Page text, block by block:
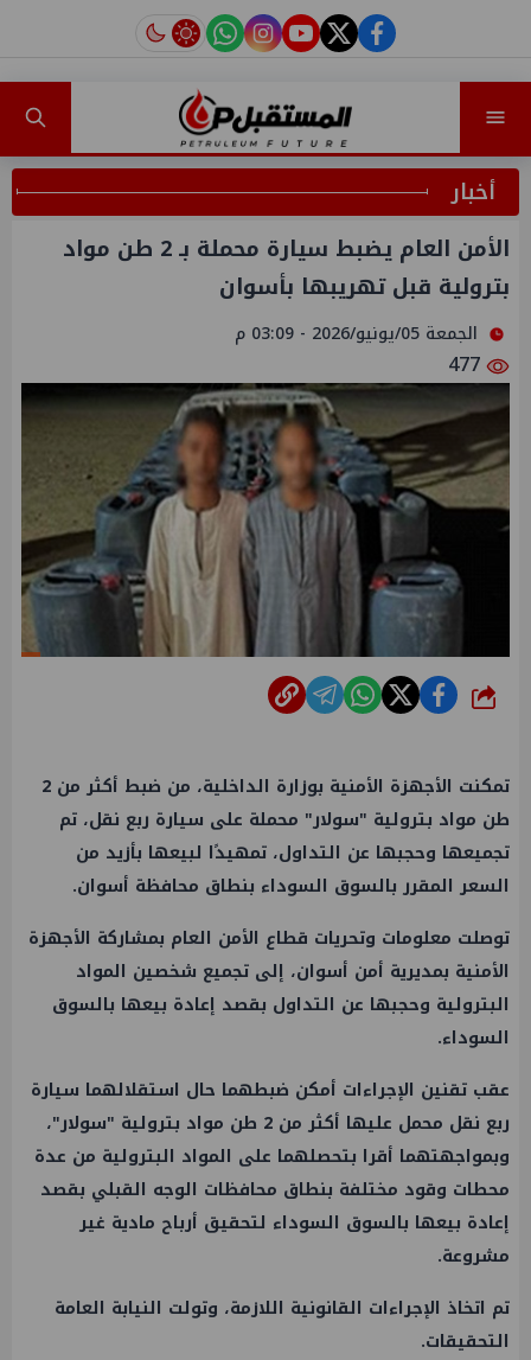
facebook
twitter
youtube
instagram
tiktok
أخبار
الأمن العام يضبط سيارة محملة بـ 2 طن مواد
بترولية قبل تهريبها بأسوان
الجمعة 05/يونيو/2026 - 03:09 م
شارك
تمكنت الأجهزة الأمنية بوزارة الداخلية، من ضبط أكثر من 2
طن مواد بترولية "سولار" محملة على سيارة ربع نقل، تم
تجميعها وحجبها عن التداول، تمهيدًا لبيعها بأزيد من
السعر المقرر بالسوق السوداء بنطاق محافظة أسوان.
توصلت معلومات وتحريات قطاع الأمن العام بمشاركة الأجهزة
الأمنية بمديرية أمن أسوان، إلى تجميع شخصين المواد
البترولية وحجبها عن التداول بقصد إعادة بيعها بالسوق
السوداء.
عقب تقنين الإجراءات أمكن ضبطهما حال استقلالهما سيارة
ربع نقل محمل عليها أكثر من 2 طن مواد بترولية "سولار"،
وبمواجهتهما أقرا بتحصلهما على المواد البترولية من عدة
محطات وقود مختلفة بنطاق محافظات الوجه القبلي بقصد
إعادة بيعها بالسوق السوداء لتحقيق أرباح مادية غير
مشروعة.
تم اتخاذ الإجراءات القانونية اللازمة، وتولت النيابة العامة
التحقيقات.